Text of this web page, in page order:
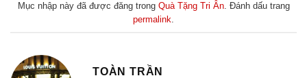
Mục nhập này đã được đăng trong Quà Tặng Tri Ân. Đánh dấu trang
permalink.
TOÀN TRẦN